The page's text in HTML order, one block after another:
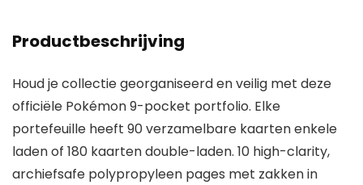
Productbeschrijving
Houd je collectie georganiseerd en veilig met deze
officiële Pokémon 9-pocket portfolio. Elke
portefeuille heeft 90 verzamelbare kaarten enkele
laden of 180 kaarten double-laden. 10 high-clarity,
archiefsafe polypropyleen pages met zakken in